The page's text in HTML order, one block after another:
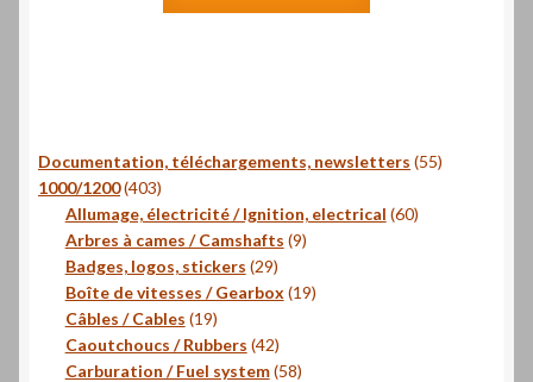
Documentation, téléchargements, newsletters 5555
1000/1200 403403
produits
Allumage, électricité / Ignition, electrical 6060
Arbres à cames / Camshafts 99
Badges, logos, stickers 2929
produits
Boîte de vitesses / Gearbox 1919
Câbles / Cables 1919
produits
Caoutchoucs / Rubbers 4242
produits
Carburation / Fuel system 5858